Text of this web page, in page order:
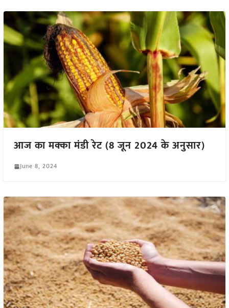
आज का मक्का मंडी रेट (8 जून 2024 के अनुसार)
June 8, 2024